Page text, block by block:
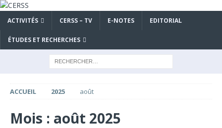
ACTIVITÉS CERSS – TV E-NOTES EDITORIAL
ÉTUDES ET RECHERCHES
ACCUEIL 2025 août
Mois : août 2025